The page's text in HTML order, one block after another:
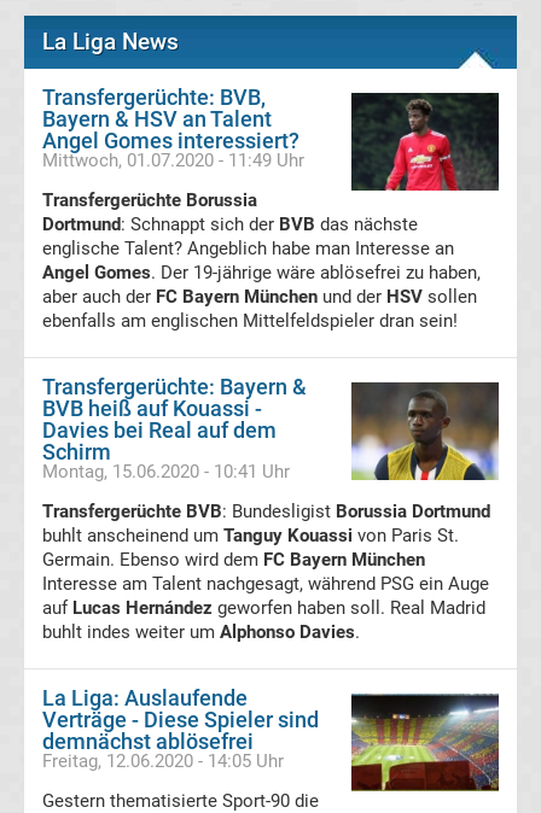
UEFA
Youth
League
Fußball
WM
EM
Frauenfußball
Amateurfußball
Transfergerüchte
-
Meldungen
La Liga News
Transfergerüchte: BVB,
Bayern & HSV an Talent
Angel Gomes interessiert?
Mittwoch, 01.07.2020 - 11:49 Uhr
Transfergerüchte Borussia
Dortmund: Schnappt sich der BVB das nächste
englische Talent? Angeblich habe man Interesse an
Angel Gomes. Der 19-jährige wäre ablösefrei zu haben,
aber auch der FC Bayern München und der HSV sollen
ebenfalls am englischen Mittelfeldspieler dran sein!
Transfergerüchte: Bayern &
BVB heiß auf Kouassi -
Davies bei Real auf dem
Schirm
Montag, 15.06.2020 - 10:41 Uhr
Transfergerüchte BVB: Bundesligist Borussia Dortmund
buhlt anscheinend um Tanguy Kouassi von Paris St.
Germain. Ebenso wird dem FC Bayern München
Interesse am Talent nachgesagt, während PSG ein Auge
auf Lucas Hernández geworfen haben soll. Real Madrid
buhlt indes weiter um Alphonso Davies.
La Liga: Auslaufende
Verträge - Diese Spieler sind
demnächst ablösefrei
Freitag, 12.06.2020 - 14:05 Uhr
Gestern thematisierte Sport-90 die